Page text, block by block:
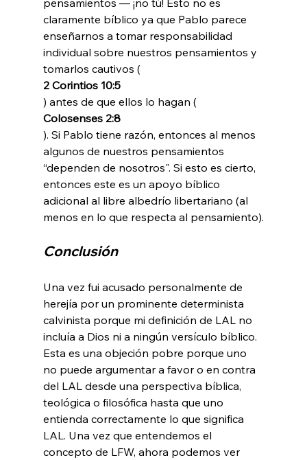
claramente bíblico ya que Pablo parece
enseñarnos a tomar responsabilidad
individual sobre nuestros pensamientos y
tomarlos cautivos (
2 Corintios 10:5
) antes de que ellos lo hagan (
Colosenses 2:8
). Si Pablo tiene razón, entonces al menos
algunos de nuestros pensamientos
“dependen de nosotros". Si esto es cierto,
entonces este es un apoyo bíblico
adicional al libre albedrío libertariano (al
Conclusión
Una vez fui acusado personalmente de
herejía por un prominente determinista
calvinista porque mi definición de LAL no
incluía a Dios ni a ningún versículo bíblico.
Esta es una objeción pobre porque uno
no puede argumentar a favor o en contra
del LAL desde una perspectiva bíblica,
teológica o filosófica hasta que uno
entienda correctamente lo que significa
LAL. Una vez que entendemos el
concepto de LFW, ahora podemos ver